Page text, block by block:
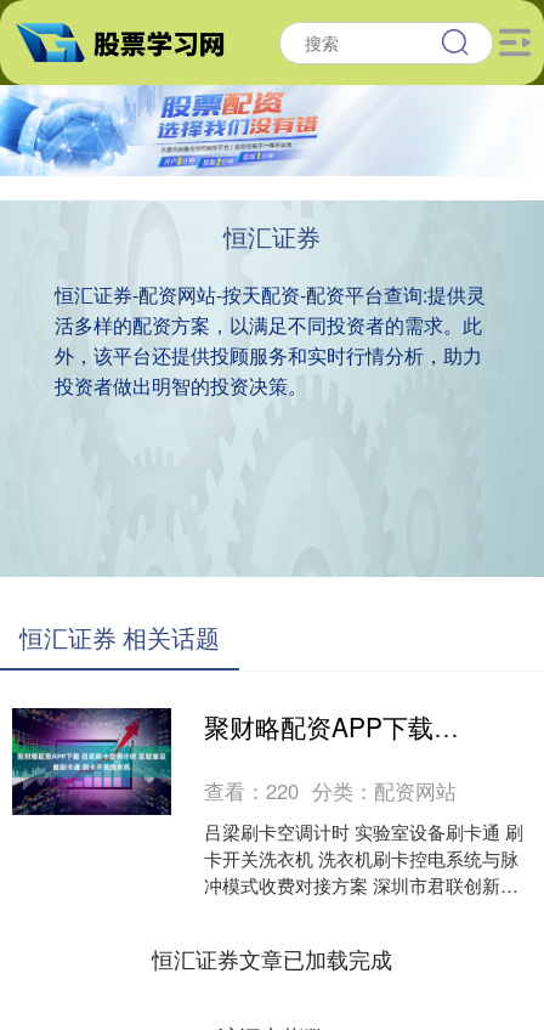
恒汇证券
恒汇证券-配资网站-按天配资-配资平台查询:提供灵
活多样的配资方案，以满足不同投资者的需求。此
外，该平台还提供投顾服务和实时行情分析，助力
投资者做出明智的投资决策。
恒汇证券 相关话题
聚财略配资APP下载 吕梁刷卡空调计时 实验室设备刷卡通 刷卡开关洗衣机
查看：220 分类： 配资网站
吕梁刷卡空调计时 实验室设备刷卡通 刷
卡开关洗衣机 洗衣机刷卡控电系统与脉
冲模式收费对接方案 深圳市君联创新科
恒汇证券文章已加载完成